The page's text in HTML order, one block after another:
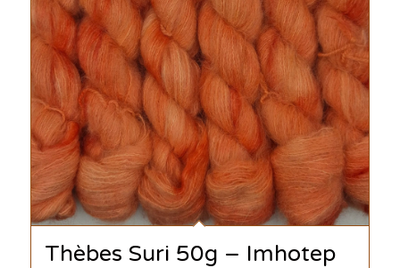
Thèbes Suri 50g – Imhotep